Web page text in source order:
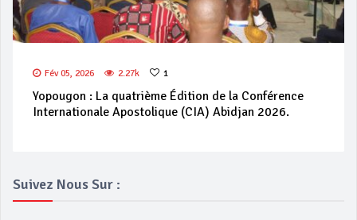
Fév 05, 2026 2.27k 1
Yopougon : La quatrième Édition de la Conférence
Internationale Apostolique (CIA) Abidjan 2026.
Suivez Nous Sur :